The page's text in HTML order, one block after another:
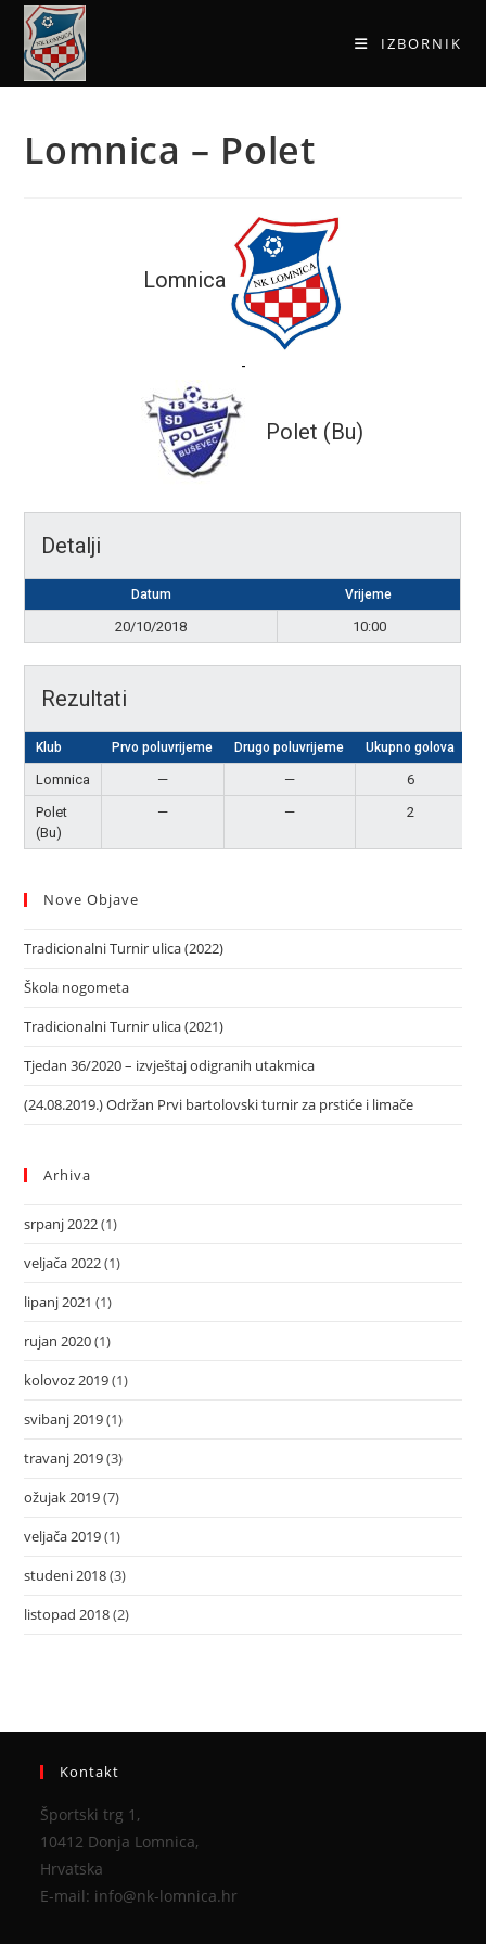
IZBORNIK
Lomnica – Polet
Lomnica
-
Polet (Bu)
Detalji
Datum Vrijeme
20/10/2018 10:00
Rezultati
Klub Prvo poluvrijeme Drugo poluvrijeme Ukupno golova
Lomnica — — 6
Polet
(Bu)
— — 2
Nove Objave
Tradicionalni Turnir ulica (2022)
Škola nogometa
Tradicionalni Turnir ulica (2021)
Tjedan 36/2020 – izvještaj odigranih utakmica
(24.08.2019.) Održan Prvi bartolovski turnir za prstiće i limače
Arhiva
srpanj 2022(1)
veljača 2022(1)
lipanj 2021 (1)
rujan 2020(1)
kolovoz 2019(1)
svibanj 2019(1)
travanj 2019(3)
ožujak 2019(7)
veljača 2019(1)
studeni 2018(3)
listopad 2018(2)
Kontakt
Športski trg 1,
10412 Donja Lomnica,
Hrvatska
E-mail: info@nk-lomnica.hr